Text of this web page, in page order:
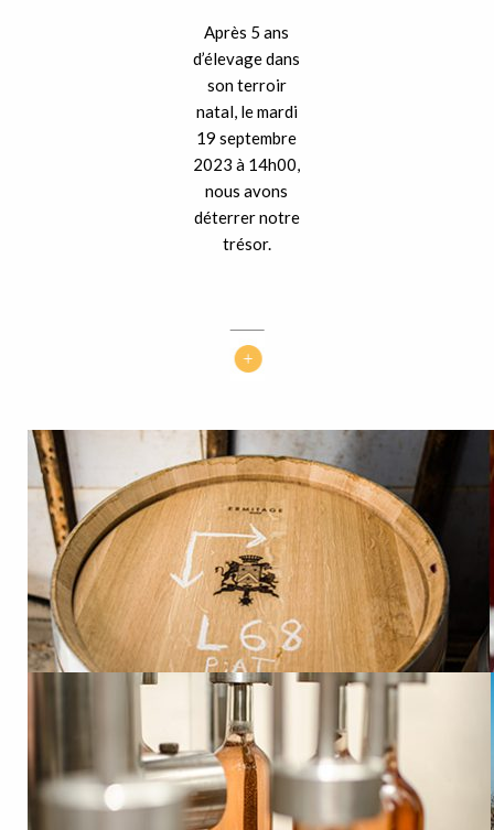
Après 5 ans
d’élevage dans
son terroir
natal, le mardi
19 septembre
2023 à 14h00,
nous avons
déterrer notre
trésor.